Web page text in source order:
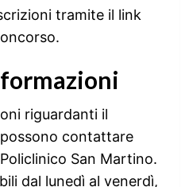
tramite il link
riguardanti il
contattare
Policlinico San Martino.
dal lunedì al venerdì,